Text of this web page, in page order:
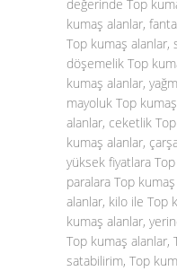
değerinde Top
kumaş alanlar,
Top kumaş alanlar,
döşemelik Top
kumaş alanlar,
mayoluk Top
alanlar, ceketlik
kumaş alanlar,
yüksek fiyatlara
paralara Top
alanlar, kilo ile Top
kumaş alanlar,
Top kumaş alanlar,
satabilirim, Top